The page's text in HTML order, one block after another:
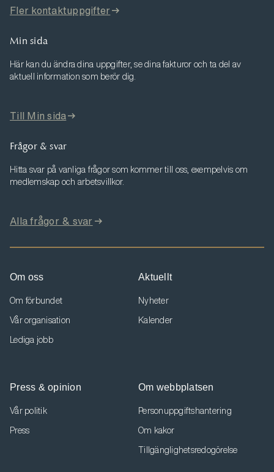
Fler kontaktuppgifter
Min sida
Här kan du ändra dina uppgifter, se dina fakturor och ta del av
aktuell information som berör dig.
Till Min sida
Frågor & svar
Hitta svar på vanliga frågor som kommer till oss, exempelvis om
medlemskap och arbetsvillkor.
Alla frågor & svar
Om oss
Om förbundet
Vår organisation
Lediga jobb
Aktuellt
Nyheter
Kalender
Press & opinion
Vår politik
Press
Om webbplatsen
Personuppgiftshantering
Om kakor
Tillgänglighetsredogörelse